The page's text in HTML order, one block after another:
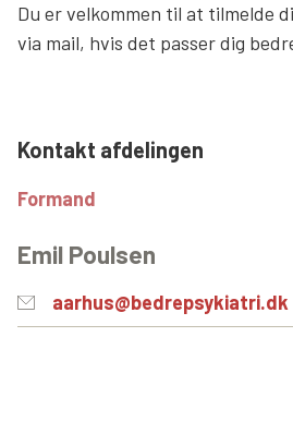
Du er velkommen til at tilmelde
via mail, hvis det passer dig
Kontakt afdelingen
Formand
Emil Poulsen
aarhus@bedrepsykiatri.dk